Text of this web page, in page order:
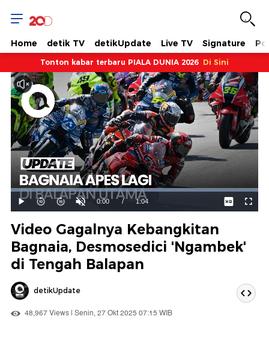
Home detik TV detikUpdate Live TV Signature
Tonton kabar terbaru PIALA DUNIA 2026 Di Sini
Mainkan
Suara
Hidup
Waktu
0:00 / Durasi
1:04
Dimuat:
100.00%
Video Gagalnya Kebangkitan
Bagnaia, Desmosedici 'Ngambek'
di Tengah Balapan
detikUpdate
48,967 Views | Senin, 27 Okt 2025 07:15 WIB